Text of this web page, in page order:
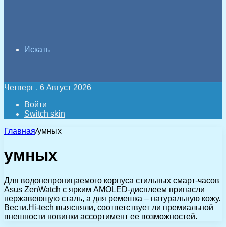
Искать
Четверг , 6 Август 2026
Войти
Switch skin
Главная/умных
умных
Для водонепроницаемого корпуса стильных смарт-часов
Asus ZenWatch с ярким AMOLED-дисплеем припасли
нержавеющую сталь, а для ремешка – натуральную кожу.
Вести.Hi-tech выясняли, соответствует ли премиальной
внешности новинки ассортимент ее возможностей.